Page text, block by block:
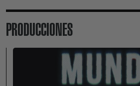
PRODUCCIONES